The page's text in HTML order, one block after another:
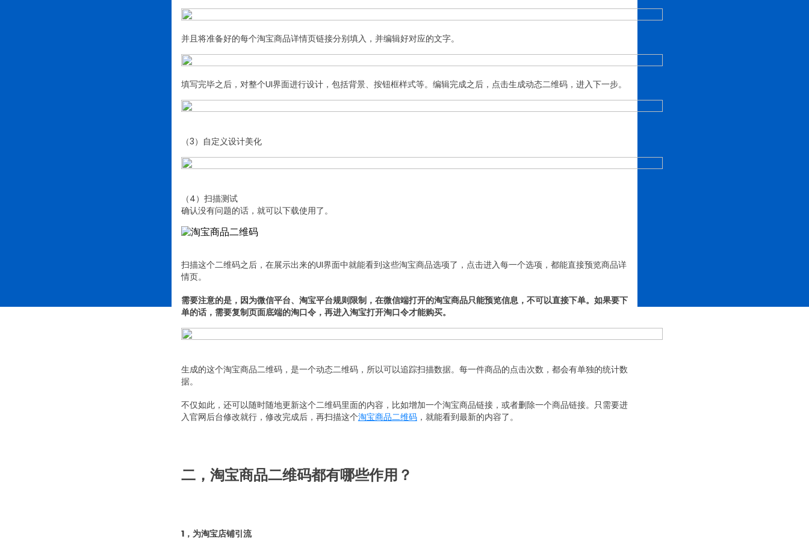
并且将准备好的每个淘宝商品详情页链接分别填入，并编辑好对应的文字。
填写完毕之后，对整个UI界面进行设计，包括背景、按钮框样式等。编辑完成之后，点击生成动态二维码，进入下一步。
（3）自定义设计美化
（4）扫描测试
确认没有问题的话，就可以下载使用了。
扫描这个二维码之后，在展示出来的UI界面中就能看到这些淘宝商品选项了，点击进入每一个选项，都能直接预览商品详
情页。
需要注意的是，因为微信平台、淘宝平台规则限制，在微信端打开的淘宝商品只能预览信息，不可以直接下单。如果要下
单的话，需要复制页面底端的淘口令，再进入淘宝打开淘口令才能购买。
生成的这个淘宝商品二维码，是一个动态二维码，所以可以追踪扫描数据。每一件商品的点击次数，都会有单独的统计数
据。
不仅如此，还可以随时随地更新这个二维码里面的内容，比如增加一个淘宝商品链接，或者删除一个商品链接。只需要进
入官网后台修改就行，修改完成后，再扫描这个淘宝商品二维码，就能看到最新的内容了。
二，淘宝商品二维码都有哪些作用？
1，为淘宝店铺引流